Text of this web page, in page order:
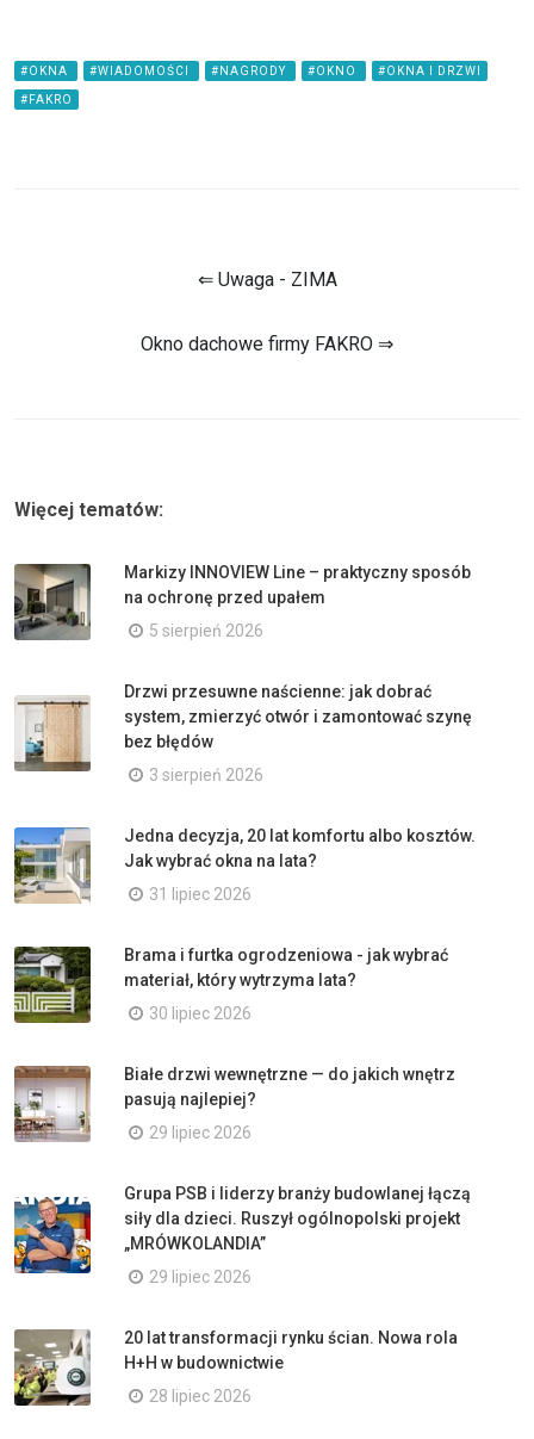
#OKNA #WIADOMOŚCI #NAGRODY #OKNO #OKNA I DRZWI
#FAKRO
⇐ Uwaga - ZIMA
Okno dachowe firmy FAKRO ⇒
Więcej tematów:
Markizy INNOVIEW Line – praktyczny sposób
na ochronę przed upałem
5 sierpień 2026
Drzwi przesuwne naścienne: jak dobrać
system, zmierzyć otwór i zamontować szynę
bez błędów
3 sierpień 2026
Jedna decyzja, 20 lat komfortu albo kosztów.
Jak wybrać okna na lata?
31 lipiec 2026
Brama i furtka ogrodzeniowa - jak wybrać
materiał, który wytrzyma lata?
30 lipiec 2026
Białe drzwi wewnętrzne — do jakich wnętrz
pasują najlepiej?
29 lipiec 2026
Grupa PSB i liderzy branży budowlanej łączą
siły dla dzieci. Ruszył ogólnopolski projekt
„MRÓWKOLANDIA”
29 lipiec 2026
20 lat transformacji rynku ścian. Nowa rola
H+H w budownictwie
28 lipiec 2026